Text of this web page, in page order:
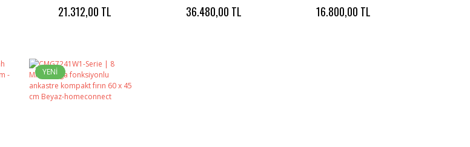
BAŞLIK
21.312,00 TL
m³/h
36.480,00 TL 16.800,00 TL
YENİ